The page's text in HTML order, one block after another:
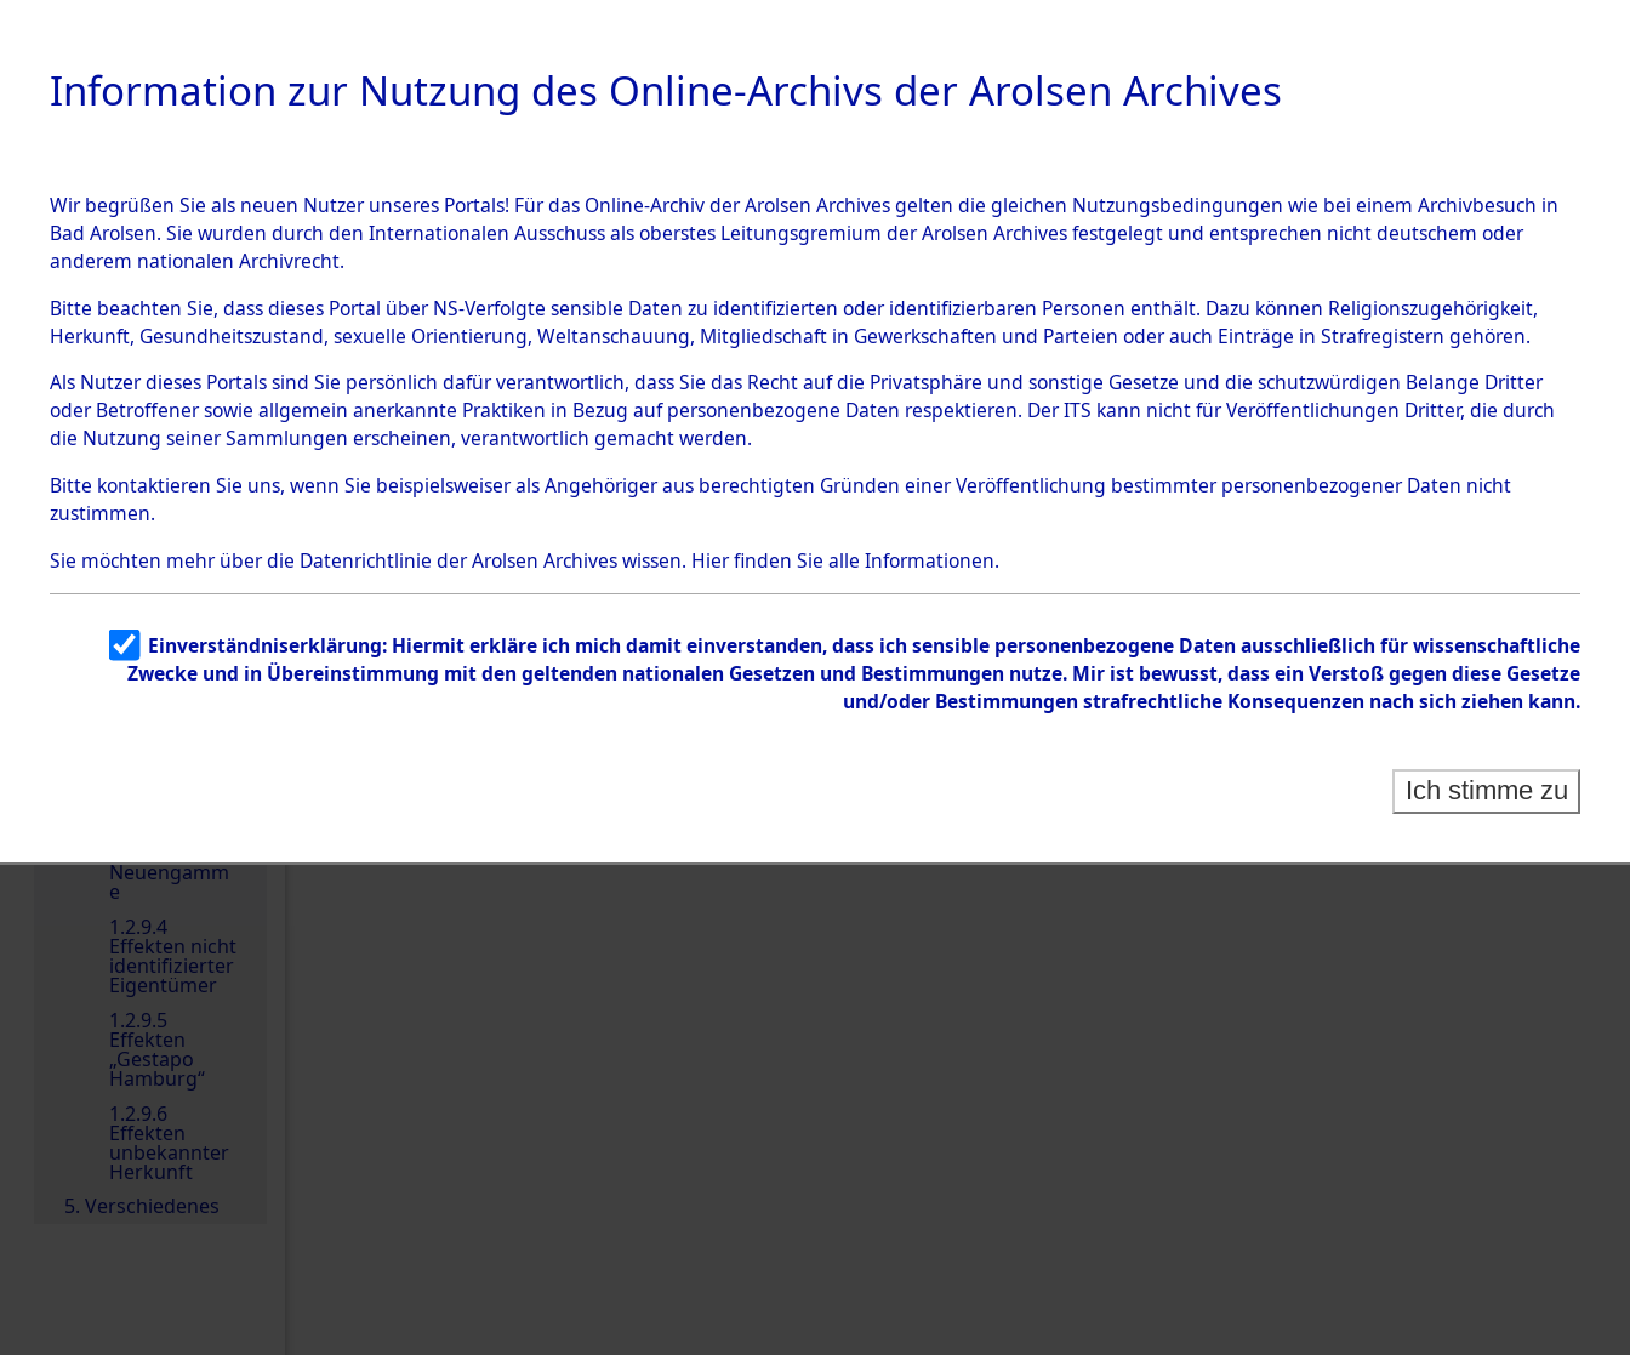
HOME BESTANDSBESCHREIBUNG ARCHIVALE ÜBERSICHT BILD
BESTÄNDE
Inhaftierungsdoku
mente
1.2.9 Beim ITS
verwahrte
1.2.9.1
Effekten aus
Dachau
e
1.2.9.2
Effekten aus
Neuengamm
e
1.2.9.4
Effekten nicht
identifizierter
Eigentümer
1.2.9.5
Effekten
„Gestapo
Hamburg“
1.2.9.6
Effekten
unbekannter
Herkunft
5. Verschiedenes
0013 (108019895)
0013 (108019895)
Person BARAN, GEORG
Bestand
Information zur Nutzung des Online-Archivs der Arolsen Archives
Wir begrüßen Sie als neuen Nutzer unseres Portals! Für das Online-Archiv der Arolsen Archives gelten die gleichen Nutzungsbedingungen wie bei einem Archivbesuch in
Bad Arolsen. Sie wurden durch den Internationalen Ausschuss als oberstes Leitungsgremium der Arolsen Archives festgelegt und entsprechen nicht deutschem oder
anderem nationalen Archivrecht.
Bitte beachten Sie, dass dieses Portal über NS-Verfolgte sensible Daten zu identifizierten oder identifizierbaren Personen enthält. Dazu können Religionszugehörigkeit,
Herkunft, Gesundheitszustand, sexuelle Orientierung, Weltanschauung, Mitgliedschaft in Gewerkschaften und Parteien oder auch Einträge in Strafregistern gehören.
Als Nutzer dieses Portals sind Sie persönlich dafür verantwortlich, dass Sie das Recht auf die Privatsphäre und sonstige Gesetze und die schutzwürdigen Belange Dritter
oder Betroffener sowie allgemein anerkannte Praktiken in Bezug auf personenbezogene Daten respektieren. Der ITS kann nicht für Veröffentlichungen Dritter, die durch
die Nutzung seiner Sammlungen erscheinen, verantwortlich gemacht werden.
Bitte kontaktieren Sie uns, wenn Sie beispielsweiser als Angehöriger aus berechtigten Gründen einer Veröffentlichung bestimmter personenbezogener Daten nicht
zustimmen.
Sie möchten mehr über die Datenrichtlinie der Arolsen Archives wissen. Hierfinden Sie alle Informationen.
Einverständniserklärung: Hiermit erkläre ich mich damit einverstanden, dass ich sensible personenbezogene Daten ausschließlich für wissenschaftliche
Zwecke und in Übereinstimmung mit den geltenden nationalen Gesetzen und Bestimmungen nutze. Mir ist bewusst, dass ein Verstoß gegen diese Gesetze
und/oder Bestimmungen strafrechtliche Konsequenzen nach sich ziehen kann.
Ich stimme zu